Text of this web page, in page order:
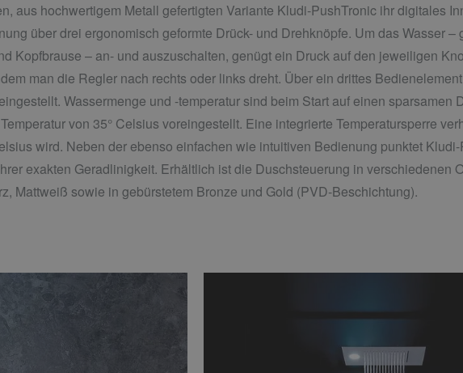
aus hochwertigem Metall gefertigten Variante Kludi-PushTronic ihr digitales
über drei ergonomisch geformte Drück- und Drehknöpfe. Um das Wasser –
Kopfbrause – an- und auszuschalten, genügt ein Druck auf den jeweiligen
man die Regler nach rechts oder links dreht. Über ein drittes
Wassermenge und -temperatur sind beim Start auf einen sparsamen
von 35° Celsius voreingestellt. Eine integrierte Temperatursperre
wird. Neben der ebenso einfachen wie intuitiven Bedienung punktet
exakten Geradlinigkeit. Erhältlich ist die Duschsteuerung in verschiedenen
Mattweiß sowie in gebürstetem Bronze und Gold (PVD-Beschichtung).